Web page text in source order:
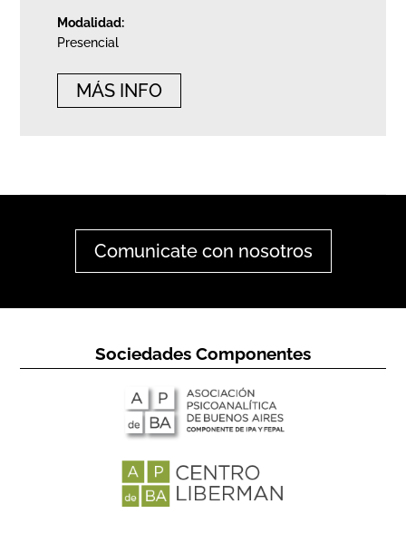
Modalidad:
Presencial
MÁS INFO
Comunicate con nosotros
Sociedades Componentes